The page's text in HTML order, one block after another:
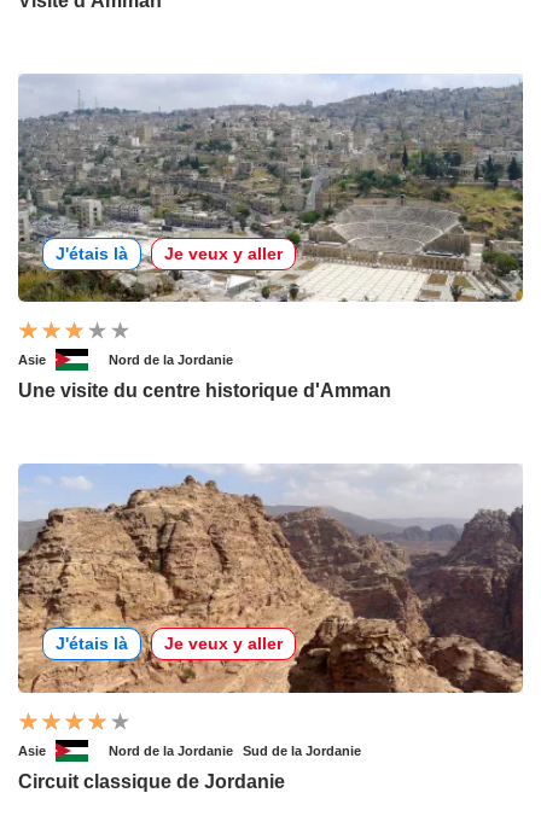
J'étais là Je veux y aller
Asie Nord de la Jordanie
Une visite du centre historique d'Amman
J'étais là Je veux y aller
Asie Nord de la Jordanie Sud de la Jordanie
Circuit classique de Jordanie